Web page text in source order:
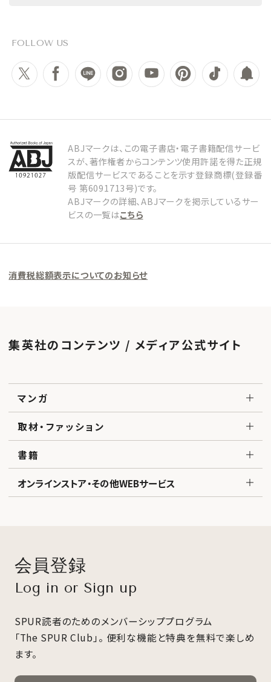
FOLLOW US
ABJマークは、この電子書店・電子書籍配信サービ
スが、著作権者からコンテンツ使用許諾を得た正規
版配信サービスであることを示す登録商標(登録番
号 第6091713号)です。
ABJマークの詳細、ABJマークを掲示しているサー
ビスの一覧はこちら
消費税総額表示についてのお知らせ
集英社のコンテンツ / メディア公式サイト
マンガ
取材・ファッション
書籍
オンラインストア・その他WEBサービス
会員登録
Log in or Sign up
SPUR読者のためのメンバーシッププログラム
「The SPUR Club」。 便利な機能と特典を無料で楽しめ
ます。